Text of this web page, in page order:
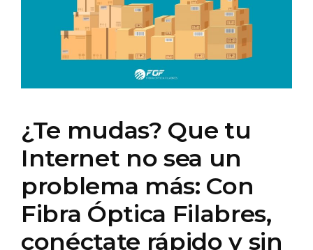
¿Te mudas? Que tu
Internet no sea un
problema más: Con
Fibra Óptica Filabres,
conéctate rápido y sin